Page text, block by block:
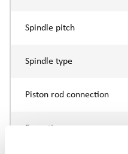
Spindle pitch
Spindle type
Piston rod connection
Execution